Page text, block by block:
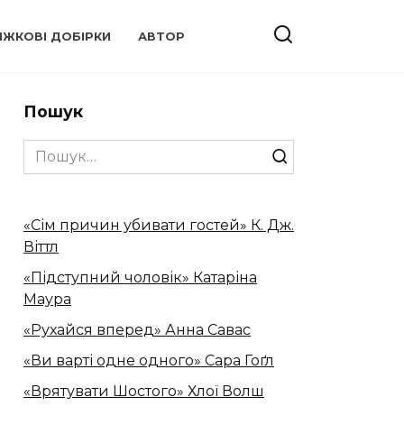
ДОБІРКИ АВТОР
Пошук
Search
for:
«Сім причин убивати гостей» К. Дж.
Віттл
«Підступний чоловік» Катаріна
Маура
«Рухайся вперед» Анна Савас
«Ви варті одне одного» Сара Гоґл
«Врятувати Шостого» Хлої Волш